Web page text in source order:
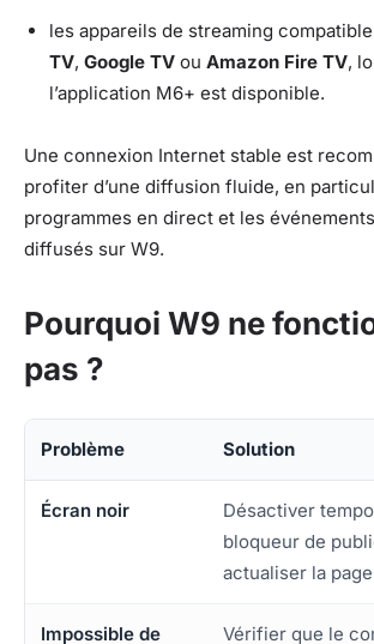
les appareils de streaming
TV, Google TV ou Amazon Fire TV,
l’application M6+ est disponible.
Une connexion Internet stable est
profiter d’une diffusion fluide, en
programmes en direct et les
diffusés sur W9.
Pourquoi W9 ne
pas ?
Problème Solution
Écran noir
Désactiver
bloqueur de
actualiser la
Impossible de
Vérifier que le